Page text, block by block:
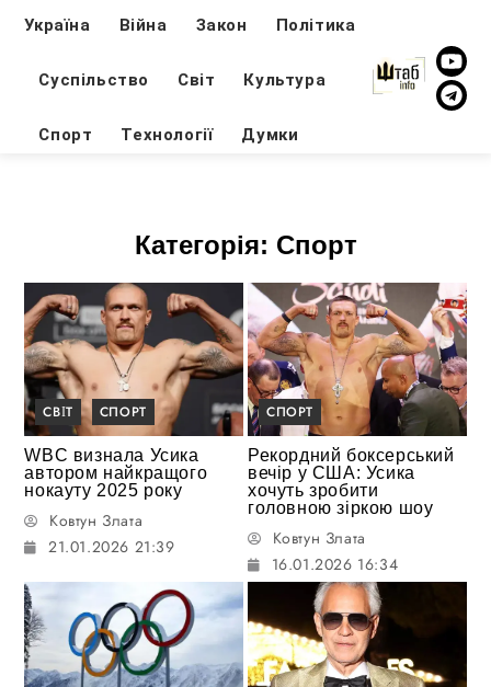
Україна Війна Закон Політика
Суспільство Світ Культура
Спорт Технології Думки
Категорія: Спорт
СВІТ СПОРТ
WBC визнала Усика
автором найкращого
нокауту 2025 року
Ковтун Злата
21.01.2026 21:39
СПОРТ
Рекордний боксерський
вечір у США: Усика
хочуть зробити
головною зіркою шоу
Ковтун Злата
16.01.2026 16:34